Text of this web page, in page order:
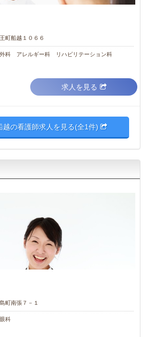
町船越１０６６
科 アレルギー科 リハビリテーション科
求人を見る
越の看護師求人を見る(全1件)
町南張７－１
科